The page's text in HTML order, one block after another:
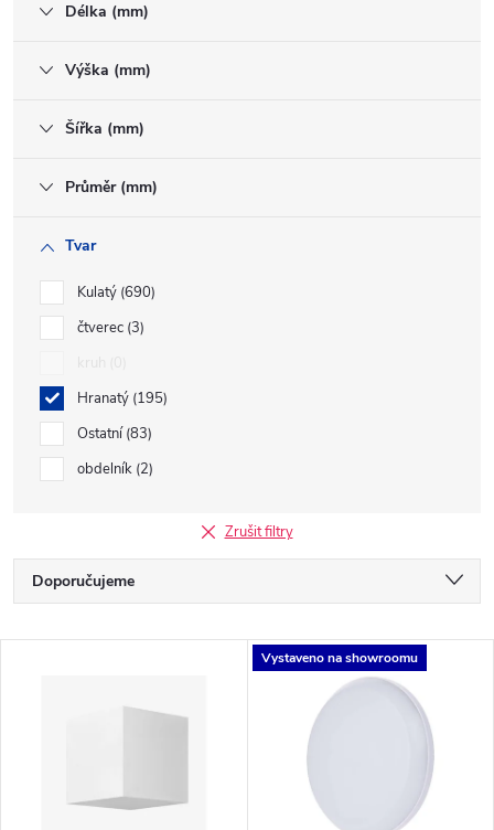
Délka (mm)
Výška (mm)
Šířka (mm)
Průměr (mm)
Tvar
Kulatý 690
čtverec 3
Hranatý 195
Ostatní 83
obdelník 2
Zrušit filtry
Ř
a
Doporučujeme
Nejprodávanější
Vystaveno na showroomu